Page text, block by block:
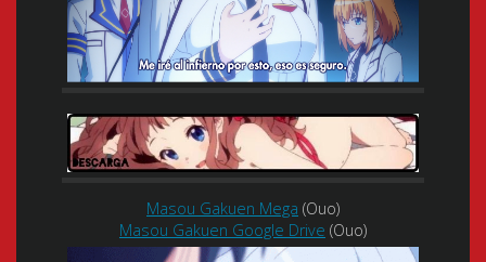
Masou Gakuen Mega (Ouo)
Masou Gakuen Google Drive (Ouo)